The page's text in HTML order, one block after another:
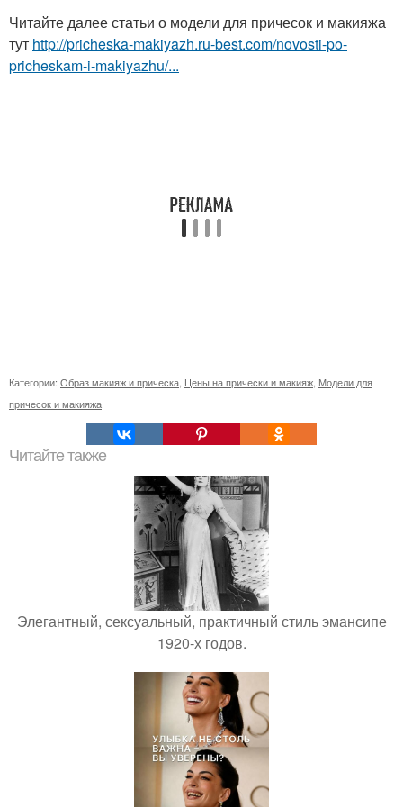
Читайте далее статьи о модели для причесок и макияжа
тут http://pricheska-makiyazh.ru-best.com/novosti-po-
pricheskam-i-makiyazhu/...
Категории: Образ макияж и прическа Цены на прически и макияж Модели для
причесок и макияжа
Читайте также
Элегантный, сексуальный, практичный стиль эмансипе
1920-х годов.